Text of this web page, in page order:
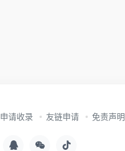
申请收录 友链申请 免责声明